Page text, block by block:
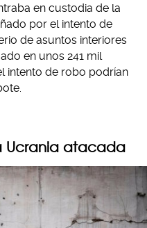
en custodia de la
por el intento de
de asuntos interiores
en unos 241 mil
intento de robo podrían
Ucrania atacada